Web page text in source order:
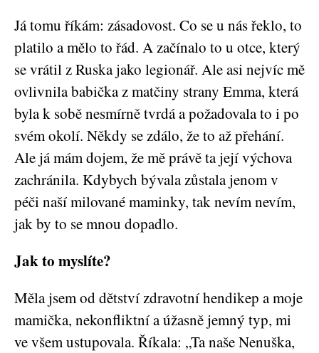
Já tomu říkám: zásadovost. Co se u nás řeklo, to
platilo a mělo to řád. A začínalo to u otce, který
se vrátil z Ruska jako legionář. Ale asi nejvíc mě
ovlivnila babička z matčiny strany Emma, která
byla k sobě nesmírně tvrdá a požadovala to i po
svém okolí. Někdy se zdálo, že to až přehání.
Ale já mám dojem, že mě právě ta její výchova
zachránila. Kdybych bývala zůstala jenom v
péči naší milované maminky, tak nevím nevím,
jak by to se mnou dopadlo.
Jak to myslíte?
Měla jsem od dětství zdravotní hendikep a moje
mamička, nekonfliktní a úžasně jemný typ, mi
ve všem ustupovala. Říkala: „Ta naše Nenuška,